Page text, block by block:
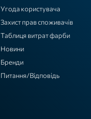
Угода користувача
Захист прав споживачів
Таблиця витрат фарби
Новини
Бренди
Питання/Відповідь